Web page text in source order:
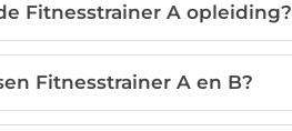
Fitnesstrainer A opleiding?
Fitnesstrainer A en B?